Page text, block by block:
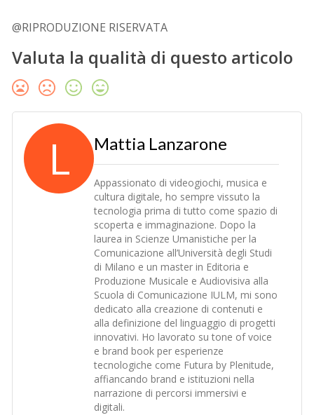
@RIPRODUZIONE RISERVATA
Valuta la qualità di questo articolo
L Mattia Lanzarone
Appassionato di videogiochi, musica e
cultura digitale, ho sempre vissuto la
tecnologia prima di tutto come spazio di
scoperta e immaginazione. Dopo la
laurea in Scienze Umanistiche per la
Comunicazione all’Università degli Studi
di Milano e un master in Editoria e
Produzione Musicale e Audiovisiva alla
Scuola di Comunicazione IULM, mi sono
dedicato alla creazione di contenuti e
alla definizione del linguaggio di progetti
innovativi. Ho lavorato su tone of voice
e brand book per esperienze
tecnologiche come Futura by Plenitude,
affiancando brand e istituzioni nella
narrazione di percorsi immersivi e
digitali.